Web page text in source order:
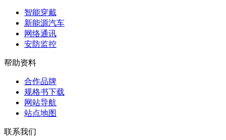
智能穿戴
新能源汽车
网络通讯
安防监控
帮助资料
合作品牌
规格书下载
网站导航
站点地图
联系我们